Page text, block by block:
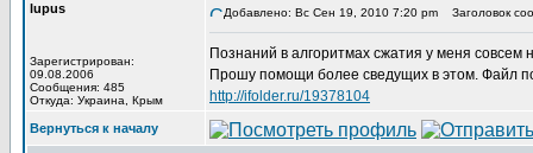
lupus
Зарегистрирован:
09.08.2006
Сообщения: 485
Откуда: Украина, Крым
Добавлено: Вс Сен 19, 2010 7:20 pm Заголовок
Познаний в алгоритмах сжатия у меня совсем
Прошу помощи более сведущих в этом. Файл
http://ifolder.ru/19378104
Вернуться к началу